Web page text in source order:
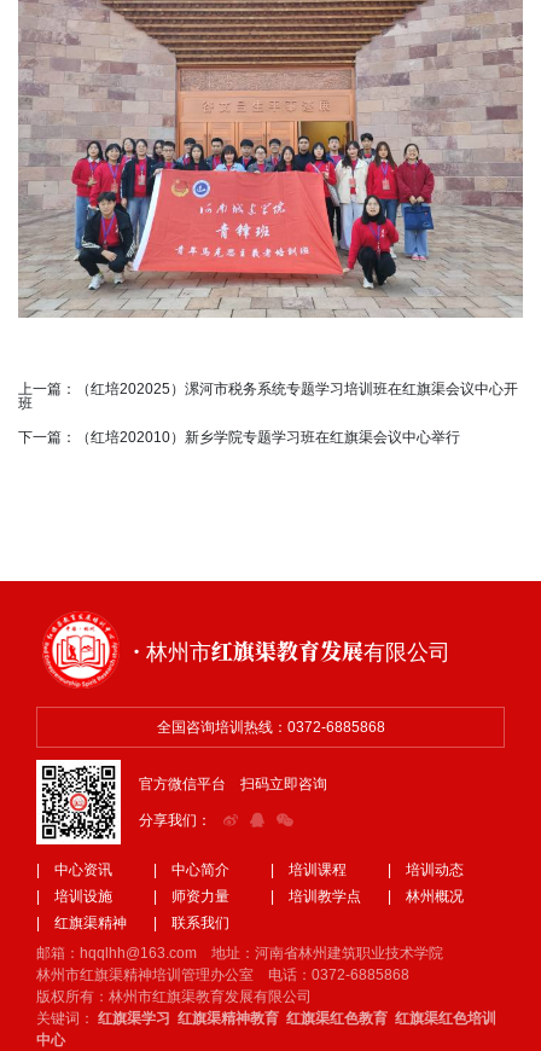
上一篇：
（红培202025）漯河市税务系统专题学习培训班在红旗渠会议中心开
班
下一篇：
（红培202010）新乡学院专题学习班在红旗渠会议中心举行
· 林州市红旗渠教育发展有限公司
全国咨询培训热线：0372-6885868
官方微信平台 扫码立即咨询
分享我们：
| 中心资讯 | 中心简介 | 培训课程
| 培训动态
| 培训设施
| 师资力量 | 培训教学点
| 林州概况
| 红旗渠精神
| 联系我们
邮箱：hqqlhh@163.com 地址：河南省林州建筑职业技术学院
林州市红旗渠精神培训管理办公室 电话：0372-6885868
版权所有：林州市红旗渠教育发展有限公司
关键词： 红旗渠学习 红旗渠精神教育 红旗渠红色教育 红旗渠红色培训
中心